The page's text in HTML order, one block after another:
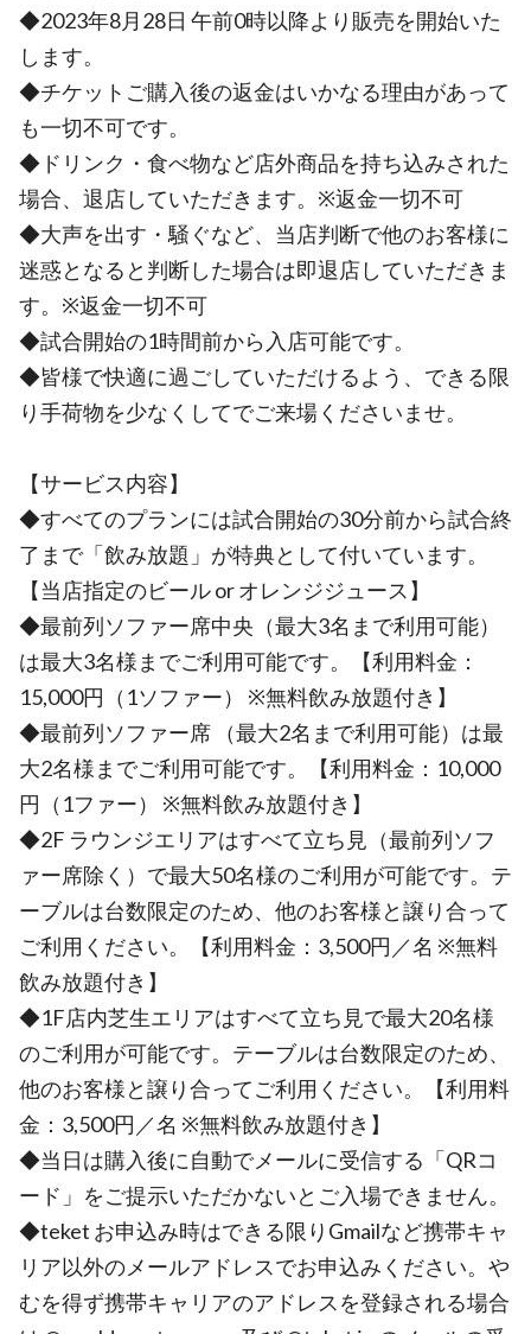
◆2023年8月28日 午前0時以降より販売を開始いた
します。
◆チケットご購入後の返金はいかなる理由があって
も一切不可です。
◆ドリンク・食べ物など店外商品を持ち込みされた
場合、退店していただきます。※返金一切不可
◆大声を出す・騒ぐなど、当店判断で他のお客様に
迷惑となると判断した場合は即退店していただきま
す。※返金一切不可
◆試合開始の1時間前から入店可能です。
◆皆様で快適に過ごしていただけるよう、できる限
り手荷物を少なくしてでご来場くださいませ。
【サービス内容】
◆すべてのプランには試合開始の30分前から試合終
了まで「飲み放題」が特典として付いています。
【当店指定のビール or オレンジジュース】
◆最前列ソファー席中央（最大3名まで利用可能）
は最大3名様までご利用可能です。【利用料金：
15,000円（1ソファー） ※無料飲み放題付き】
◆最前列ソファー席 （最大2名まで利用可能）は最
大2名様までご利用可能です。【利用料金：10,000
円（1ファー） ※無料飲み放題付き】
◆2F ラウンジエリアはすべて立ち見（最前列ソフ
ァー席除く）で最大50名様のご利用が可能です。テ
ーブルは台数限定のため、他のお客様と譲り合って
ご利用ください。【利用料金：3,500円／名 ※無料
飲み放題付き】
◆1F店内芝生エリアはすべて立ち見で最大20名様
のご利用が可能です。テーブルは台数限定のため、
他のお客様と譲り合ってご利用ください。【利用料
金：3,500円／名 ※無料飲み放題付き】
◆当日は購入後に自動でメールに受信する「QRコ
ード」をご提示いただかないとご入場できません。
◆teket お申込み時はできる限りGmailなど携帯キャ
リア以外のメールアドレスでお申込みください。や
むを得ず携帯キャリアのアドレスを登録される場合